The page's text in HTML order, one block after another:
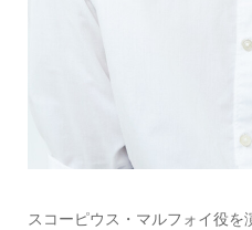
スコーピウス・マルフォイ役を